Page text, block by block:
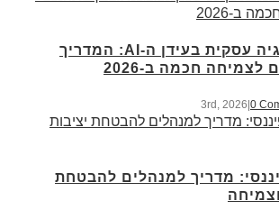
אסטרטגיה עסקית בעידן ה-AI: המדריך
לצמיחה חכמה ב-2026
0
מדריך למנהלים להבטחת